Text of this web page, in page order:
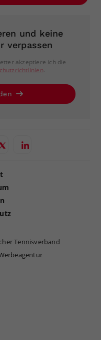
und keine
verpassen
akzeptiere ich die
.
Tennisverband